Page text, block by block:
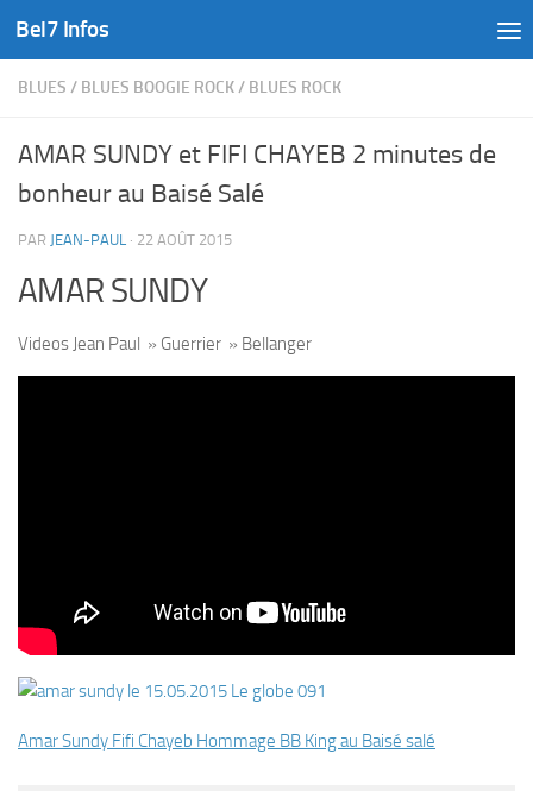
Skip to content
Bel7 Infos
BLUES / BLUES BOOGIE ROCK/ BLUES ROCK
AMAR SUNDY et FIFI CHAYEB 2 minutes de
bonheur au Baisé Salé
PAR JEAN-PAUL · 22 AOÛT 2015
AMAR SUNDY
Videos Jean Paul » Guerrier » Bellanger
Amar Sundy Fifi Chayeb Hommage BB King au Baisé salé